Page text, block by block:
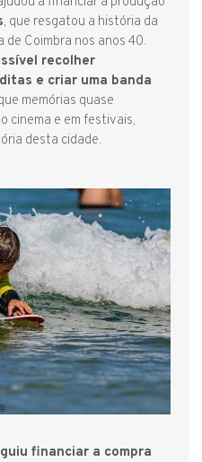
, que resgatou a história da
de Coimbra nos anos 40.
recolher
e criar uma banda
memórias quase
cinema e em festivais,
desta cidade.
financiar a compra